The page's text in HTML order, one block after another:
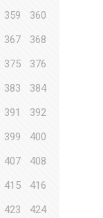
359
360
367
368
375
376
383
384
391
392
399
400
407
408
415
416
423
424